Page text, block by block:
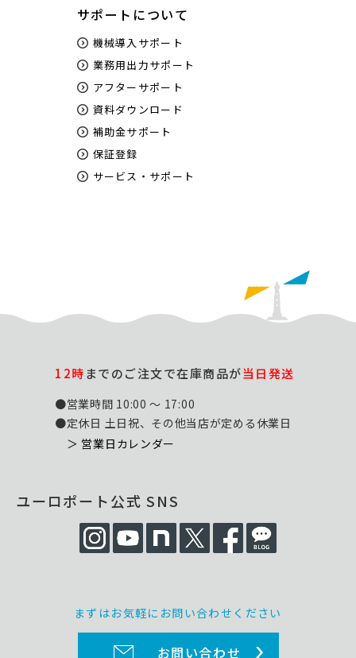
サポートについて
機械導入サポート
業務用出力サポート
アフターサポート
資料ダウンロード
補助金サポート
保証登録
サービス・サポート
12時までのご注文で在庫商品が当日発送
●営業時間 10:00 ～ 17:00
●定休日 土日祝、その他当店が定める休業日
＞ 営業日カレンダー
ユーロポート公式 SNS
まずはお気軽にお問い合わせください
お問い合わせ